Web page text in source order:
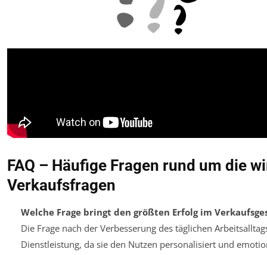
FAQ – Häufige Fragen rund um die
Verkaufsfragen
Welche Frage bringt den größten Erfolg im
Die Frage nach der Verbesserung des täglichen
Dienstleistung, da sie den Nutzen personalisiert und